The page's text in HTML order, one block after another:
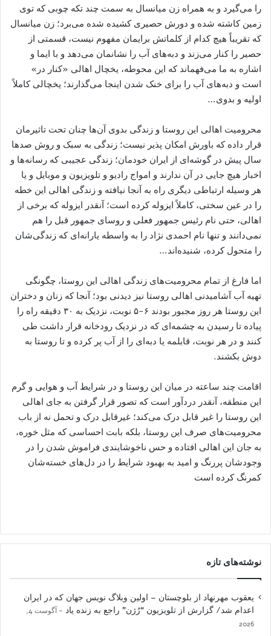
را می‌گیرد و به همراه زن میانسال به سمت چند تکه چوبی که توی
زمین کاشته شده و دورش حصیری کشیده شده می‌برد؛ زن میانسال
که تقریباً هیچ کدام از کلماتش برایمان مفهوم نیست، قسمتی از
حصیر را کنار می‌زند و دبه‌های آب را نشانمان می‌دهد و با ایما و
اشاره به ما می‌فهماند که این محوطه، یخچال اهالی «کنار در»
است و دبه‌های آب را برای خنک شدن اینجا می‌گذارند؛ یخچالی کاملاً
اولیه و بدوی…
محرومیت اهالی این روستا و زندگی بدوی آن‌ها چنان تحت تاثیرمان
قرار داده که باورش امکان پذیر نیست؛ زندگی به سبک و روش صدها
سال پیش در گوشه‌ای از ایران خودمان؛ زندگی عجیبی که رسانه‌ها و
اخبار هیچ جایی در آن ندارند و امواج رادیو و تلویزیون و موبایل و یا
هر وسیله ارتباطی دیگری راه به آنجا نیافته و زندگی اهالی این خطه
را در عین سختی، کاملاً ایزوله کرده است؛ آنقدر ایزوله که برخی از
اهالی، حتی نام رئیس جمهور فعلی و روسای جمهور قبل را هم
نمی‌دانند و تنها نام احمدی نژاد را به واسطه یارانه‌ای که زندگی‌شان
را متحول کرده، شنیده‌اند…
اما فارغ از تمام محرومیت‌های زندگی اهالی این روستا، چگونگی
تهیه آب آشامیدنی اهالی روستا نیز دیدنی بود؛ آنجا که زنان و دختران
این روستا هر روز مجبور بودند ۶-۵ نوبت، نزدیک به ۳۰ دقیقه راه را
پیاده تا رسیدن به چشمه‌ای که در نزدیک رودخانه قرار داشت طی
کنند و در هر نوبت، قابلمه یا دبه‌ای را از آب پر کرده و تا روستا به
دوش بکشند.
اقامت چند ساعته در میان این روستا و در شرایط آب و هوایی و گرم
این منطقه، آنقدر دردآور است که تصور قرار گرفتن به جای اهالی
این روستا را غیر قابل درک می‌کند؛ غیرقابل درک و تحمل نه از باب
محرومیت‌های صرف این روستا، بلکه بابت احساسی که مثل خوره،
به جان این اهالی افتاده و حس ناخوشایندی فراموش شدن را در
وجودشان پررنگ و امید به بهبود شرایط را در دل‌های خسته‌شان
کمرنگ‌ کرده است
نوشته‌های تازه
یعقوب مهرنهاد از بلوچستان – اولین وبلاگ نویس جهان که در ایران
اعدام شد/ گزارش از تلویزیون “رُژن” راجع به زنده یاد
آگوست 4,
2026